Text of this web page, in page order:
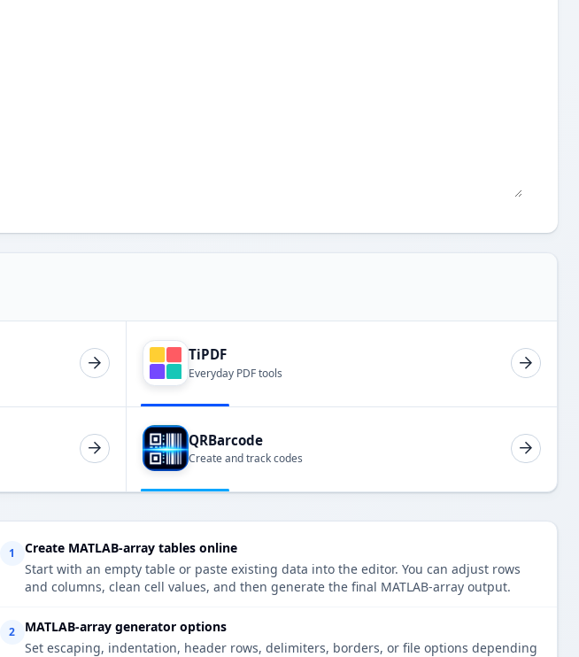
TiPDF
Everyday PDF tools
QRBarcode
Create and track codes
1
Create MATLAB-array tables online
Start with an empty table or paste existing data into the editor. You can adjust rows
and columns, clean cell values, and then generate the final MATLAB-array output.
2
MATLAB-array generator options
Set escaping, indentation, header rows, delimiters, borders, or file options depending